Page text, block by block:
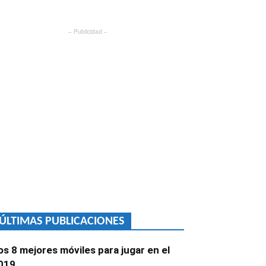
– Publicidad –
PUBLICACIONES
8 mejores móviles para jugar en el